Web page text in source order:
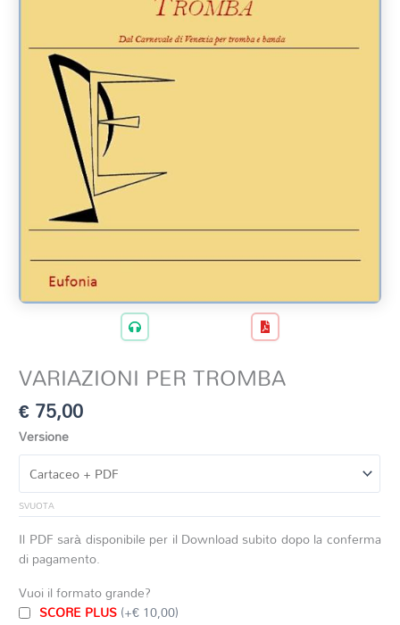
VARIAZIONI PER TROMBA
€75,00
Versione
SVUOTA
Il PDF sarà disponibile per il Download subito dopo la conferma
di pagamento.
Vuoi il formato grande?
SCORE PLUS(+€ 10,00)